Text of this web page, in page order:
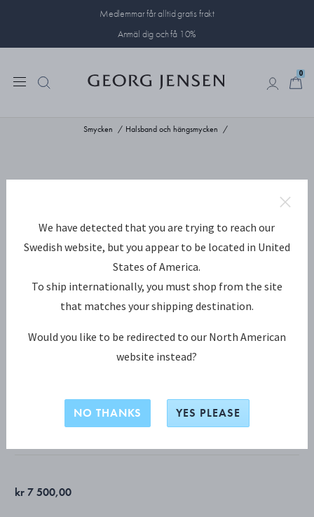
Medlemmar får alltid gratis frakt
Anmäl dig och få 10%
0
Smycken Halsband och hängsmycken
REFLECT dubbelt hänge
kr 7 500,00
We have detected that you are trying to reach our
Swedish website, but you appear to be located in United
States of America.
To ship internationally, you must shop from the site
that matches your shipping destination.
Would you like to be redirected to our North American
website instead?
NO THANKS YES PLEASE